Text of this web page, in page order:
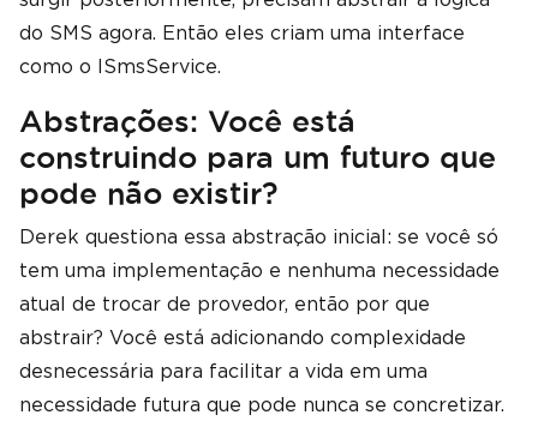
do SMS agora. Então eles criam uma interface
como o ISmsService.
Abstrações: Você está
construindo para um futuro que
pode não existir?
Derek questiona essa abstração inicial: se você só
tem uma implementação e nenhuma necessidade
atual de trocar de provedor, então por que
abstrair? Você está adicionando complexidade
desnecessária para facilitar a vida em uma
necessidade futura que pode nunca se concretizar.